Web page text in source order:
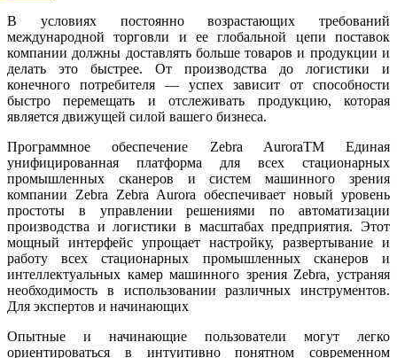
В условиях постоянно возрастающих требований
международной торговли и ее глобальной цепи поставок
компании должны доставлять больше товаров и продукции и
делать это быстрее. От производства до логистики и
конечного потребителя — успех зависит от способности
быстро перемещать и отслеживать продукцию, которая
является движущей силой вашего бизнеса.
Программное обеспечение Zebra AuroraTM Единая
унифицированная платформа для всех стационарных
промышленных сканеров и систем машинного зрения
компании Zebra Zebra Aurora обеспечивает новый уровень
простоты в управлении решениями по автоматизации
производства и логистики в масштабах предприятия. Этот
мощный интерфейс упрощает настройку, развертывание и
работу всех стационарных промышленных сканеров и
интеллектуальных камер машинного зрения Zebra, устраняя
необходимость в использовании различных инструментов.
Для экспертов и начинающих
Опытные и начинающие пользователи могут легко
ориентироваться в интуитивно понятном современном